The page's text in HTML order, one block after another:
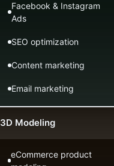
Facebook & Instagram
Ads
SEO optimization
Content marketing
Email marketing
3D Modeling
eCommerce product